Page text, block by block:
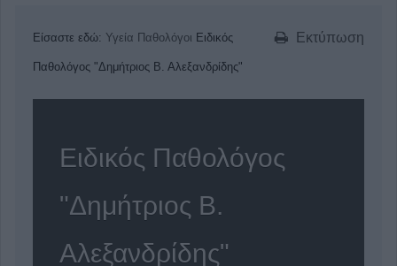
Εκτύπωση
Είσαστε εδώ: Υγεία Παθολόγοι Ειδικός
Παθολόγος "Δημήτριος Β. Αλεξανδρίδης"
Ειδικός Παθολόγος
"Δημήτριος Β.
Αλεξανδρίδης"